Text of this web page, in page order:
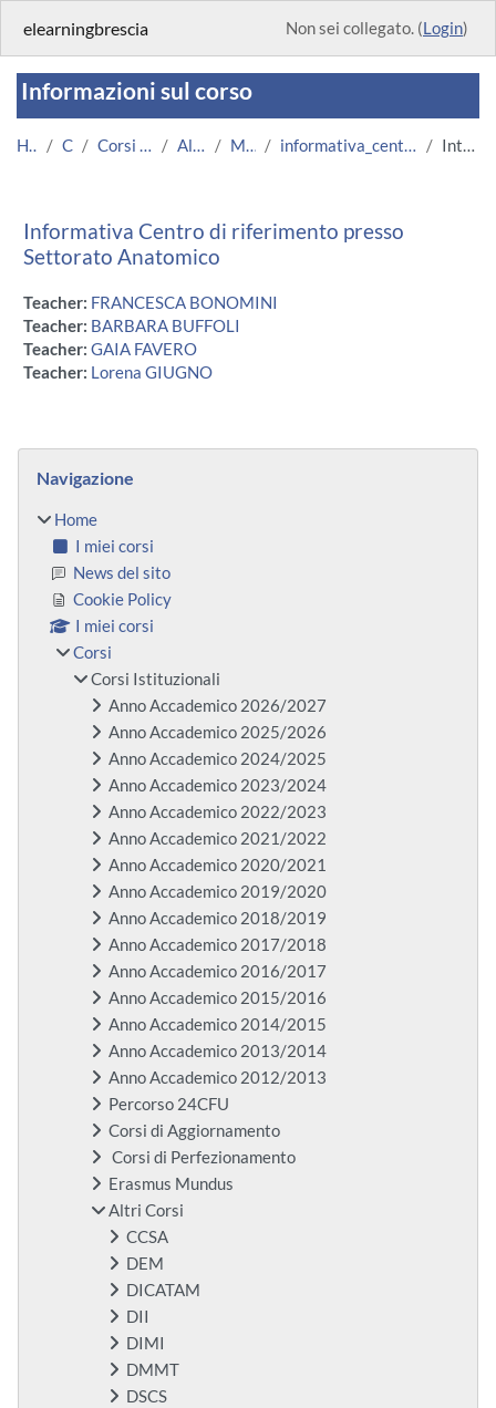
elearningbrescia Non sei collegato. (Login)
Informazioni sul corso
Home Corsi Corsi Istituzionali Altri Corsi Medicina informativa_centro_settorato_anatomico Introduzione
Informativa Centro di riferimento presso
Settorato Anatomico
Teacher: FRANCESCA BONOMINI
Teacher: BARBARA BUFFOLI
Teacher: GAIA FAVERO
Teacher: Lorena GIUGNO
Blocchi
Navigazione
Home
I miei corsi
News del sito
Cookie Policy
I miei corsi
Corsi
Corsi Istituzionali
Anno Accademico 2026/2027
Anno Accademico 2025/2026
Anno Accademico 2024/2025
Anno Accademico 2023/2024
Anno Accademico 2022/2023
Anno Accademico 2021/2022
Anno Accademico 2020/2021
Anno Accademico 2019/2020
Anno Accademico 2018/2019
Anno Accademico 2017/2018
Anno Accademico 2016/2017
Anno Accademico 2015/2016
Anno Accademico 2014/2015
Anno Accademico 2013/2014
Anno Accademico 2012/2013
Percorso 24CFU
Corsi di Aggiornamento
Corsi di Perfezionamento
Erasmus Mundus
Altri Corsi
CCSA
DEM
DICATAM
DII
DIMI
DMMT
DSCS